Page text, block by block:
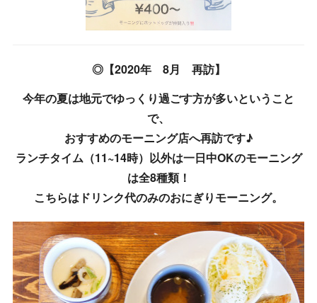
◎【2020年 8月 再訪】
今年の夏は地元でゆっくり過ごす方が多いということ
で、
おすすめのモーニング店へ再訪です♪
ランチタイム（11~14時）以外は一日中OKのモーニング
は全8種類！
こちらはドリンク代のみのおにぎりモーニング。